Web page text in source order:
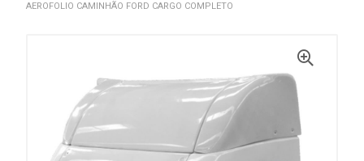
AEROFOLIO CAMINHÃO FORD CARGO COMPLETO